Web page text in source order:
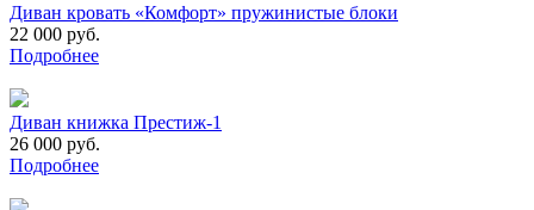
Диван кровать «Комфорт» пружинистые блоки
22 000 руб.
Подробнее
Диван книжка Престиж-1
26 000 руб.
Подробнее